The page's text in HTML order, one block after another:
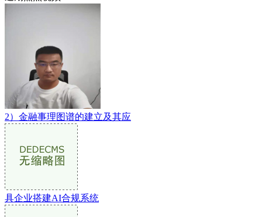
2）金融事理图谱的建立及其应
具企业搭建AI合规系统